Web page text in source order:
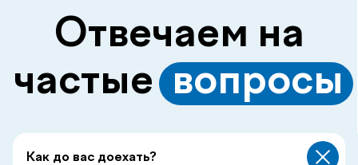
Как до вас доехать?
Делимся с вами
полезной
.информацией